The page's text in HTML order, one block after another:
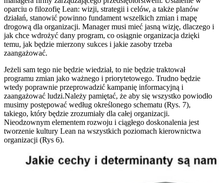
oparciu o filozofię Lean: wizji, strategii i celów, a także planów
działań, stanowić powinno fundament wszelkich zmian i mapę
drogową dla organizacji. Manager musi mieć jasną wizję, dlaczego i
jak chce wdrożyć dany program, co osiągnie organizacja dzięki
temu, jak będzie mierzony sukces i jakie zasoby trzeba
zaangażować.
Jeżeli sam tego nie będzie wiedział, to nie będzie traktował
programu zmian jako ważnego i priorytetowego. Trudno będzie
wtedy poprawnie przeprowadzić kampanię informacyjną i
zaangażować ludzi.Należy pamiętać, że aby się wszystko powiodło
musimy postępować według określonego schematu (Rys. 7),
takiego, który będzie zrozumiały dla całej organizacji.
Nieodzownym elementem rozwoju i ciągłego doskonalenia jest
tworzenie kultury Lean na wszystkich poziomach kierownictwa
organizacji (Rys 6).